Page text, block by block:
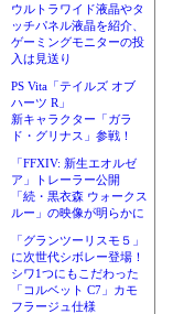
ウルトラワイド液晶やタ
ッチパネル液晶を紹介、
ゲーミングモニターの投
入は見送り
PS Vita「テイルズ オブ
ハーツ R」
新キャラクター「ガラ
ド・グリナス」参戦！
「FFXIV: 新生エオルゼ
ア」トレーラー公開
「続・黒衣森 ウォークス
ルー」の映像が明らかに
「グランツーリスモ５」
に次世代シボレー登場！
シワ1つにもこだわった
「コルベット C7」カモ
フラージュ仕様